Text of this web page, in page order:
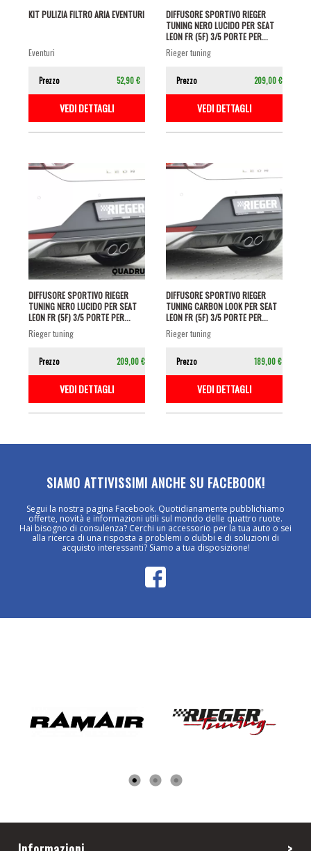
KIT PULIZIA FILTRO ARIA EVENTURI
eventuri
Prezzo 52,90 €
VEDI DETTAGLI
DIFFUSORE SPORTIVO RIEGER
TUNING NERO LUCIDO PER SEAT
LEON FR (5F) 3/5 PORTE PER...
rieger tuning
Prezzo 209,00 €
VEDI DETTAGLI
DIFFUSORE SPORTIVO RIEGER
TUNING NERO LUCIDO PER SEAT
LEON FR (5F) 3/5 PORTE PER...
rieger tuning
Prezzo 209,00 €
VEDI DETTAGLI
DIFFUSORE SPORTIVO RIEGER
TUNING CARBON LOOK PER SEAT
LEON FR (5F) 3/5 PORTE PER...
rieger tuning
Prezzo 189,00 €
VEDI DETTAGLI
SIAMO ATTIVISSIMI ANCHE SU FACEBOOK!
Segui la nostra pagina Facebook. Quotidianamente pubblichiamo
offerte, novità e informazioni utili sul mondo delle quattro ruote.
Hai bisogno di consulenza? Cerchi un accessorio per la tua auto o sei
alla ricerca di una risposta a problemi o dubbi e di soluzioni di
acquisto interessanti? Siamo a tua disposizione!